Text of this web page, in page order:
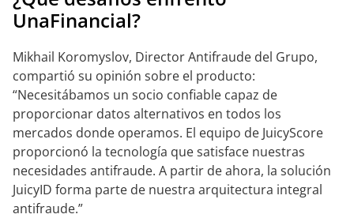
UnaFinancial?
Mikhail Koromyslov, Director Antifraude del Grupo,
compartió su opinión sobre el producto:
“Necesitábamos un socio confiable capaz de
proporcionar datos alternativos en todos los
mercados donde operamos. El equipo de JuicyScore
proporcionó la tecnología que satisface nuestras
necesidades antifraude. A partir de ahora, la solución
JuicyID forma parte de nuestra arquitectura integral
antifraude.”